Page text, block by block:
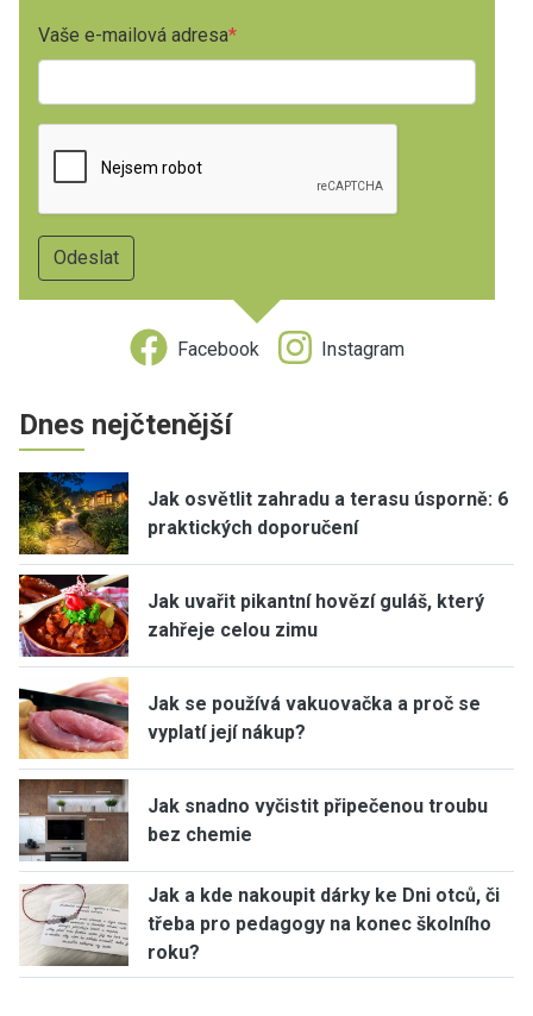
Vaše e-mailová adresa
Facebook Instagram
Dnes nejčtenější
Jak osvětlit zahradu a terasu úsporně: 6
praktických doporučení
Jak uvařit pikantní hovězí guláš, který
zahřeje celou zimu
Jak se používá vakuovačka a proč se
vyplatí její nákup?
Jak snadno vyčistit připečenou troubu
bez chemie
Jak a kde nakoupit dárky ke Dni otců, či
třeba pro pedagogy na konec školního
roku?